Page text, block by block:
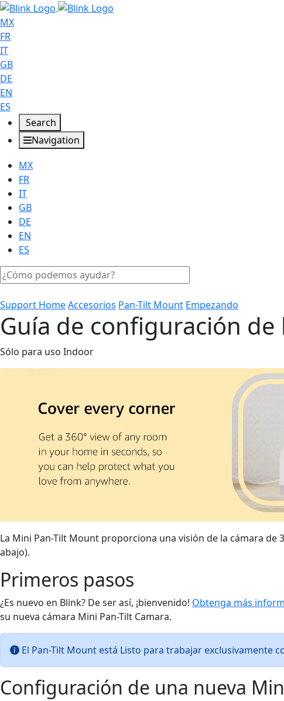
MX
FR
IT
GB
DE
EN
ES
Search
Navigation
MX
FR
IT
GB
DE
EN
ES
Support HomeAccesorios Pan-Tilt Mount Empezando
Guía de configuración de
Sólo para uso Indoor
La Mini Pan-Tilt Mount proporciona una visión de la cámara
abajo).
Primeros pasos
¿Es nuevo en Blink? De ser así, ¡bienvenido! Obtenga más
su nueva cámara Mini Pan-Tilt Camara.
El Pan-Tilt Mount está Listo para trabajar exclusivamente
Configuración de una nueva